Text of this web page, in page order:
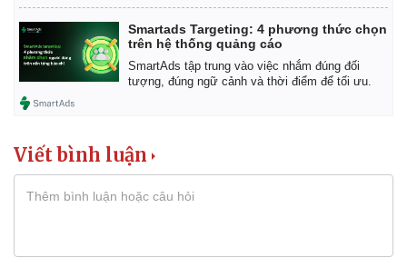
Smartads Targeting: 4 phương thức chọn
trên hệ thống quảng cáo
SmartAds tập trung vào việc nhắm đúng đối
tượng, đúng ngữ cảnh và thời điểm để tối ưu.
Viết bình luận